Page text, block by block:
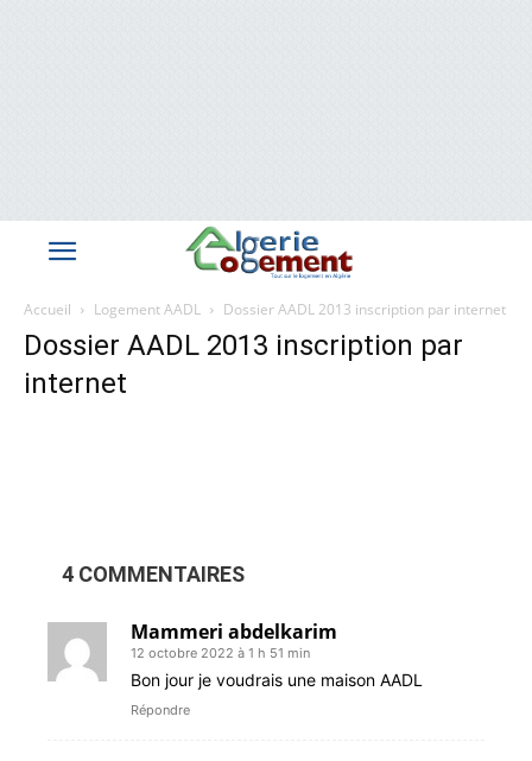
Accueil Logement AADL Dossier AADL 2013 inscription par internet
Dossier AADL 2013 inscription par
internet
4 COMMENTAIRES
Mammeri abdelkarim
12 octobre 2022 à 1 h 51 min
Bon jour je voudrais une maison AADL
Répondre